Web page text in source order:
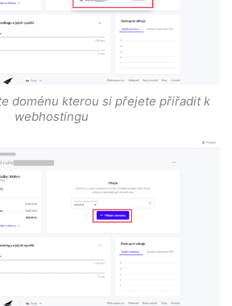
doménu kterou si přejete přiřadit k
webhostingu